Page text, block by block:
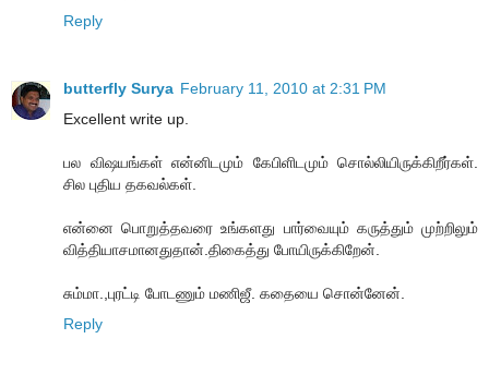
Reply
butterfly Surya February 11, 2010 at 2:31 PM
Excellent write up.
பல விஷயங்கள் என்னிடமும் கேபிளிடமும் சொல்லியிருக்கிறீர்கள்.
சில புதிய தகவல்கள்.
என்னை பொறுத்தவரை உங்களது பார்வையும் கருத்தும் முற்றிலும்
வித்தியாசமானதுதான்.திகைத்து போயிருக்கிறேன்.
சும்மா.,புரட்டி போடணும் மணிஜீ. கதையை சொன்னேன்.
Reply